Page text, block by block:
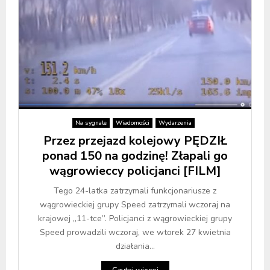
Na sygnale Wiadomości Wydarzenia
Przez przejazd kolejowy PĘDZIŁ
ponad 150 na godzinę! Złapali go
wągrowieccy policjanci [FILM]
Tego 24-latka zatrzymali funkcjonariusze z
wągrowieckiej grupy Speed zatrzymali wczoraj na
krajowej „11-tce”. Policjanci z wągrowieckiej grupy
Speed prowadzili wczoraj, we wtorek 27 kwietnia
działania...